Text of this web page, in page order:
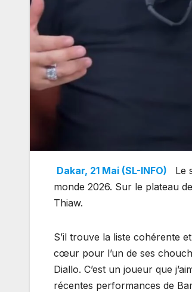
Dakar, 21 Mai (SL-INFO)
Le
monde 2026. Sur le plateau
Thiaw.
S’il trouve la liste cohérente
cœur pour l’un de ses
Diallo. C’est un joueur que
récentes performances de